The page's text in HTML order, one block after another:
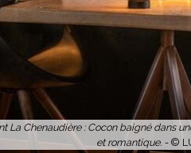
La Chenaudière : Cocon baigné dans
et romantique. - ©